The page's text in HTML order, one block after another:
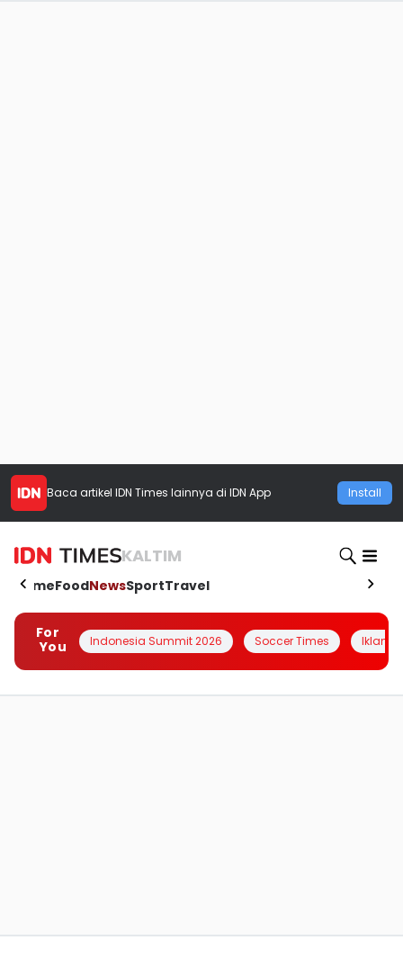
Baca artikel IDN Times lainnya di IDN App Install
KALTIM
HomeFoodNewsSportTravel
For
You
Indonesia Summit 2026 Soccer Times Iklanin